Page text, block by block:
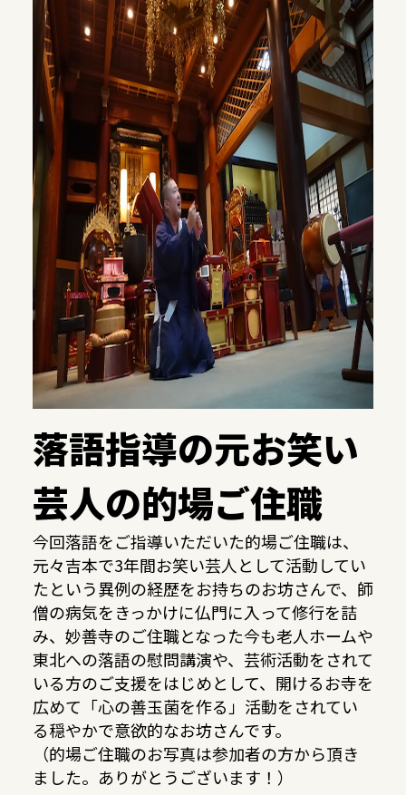
落語指導の元お笑い
芸人の的場ご住職
今回落語をご指導いただいた的場ご住職は、
元々吉本で3年間お笑い芸人として活動してい
たという異例の経歴をお持ちのお坊さんで、師
僧の病気をきっかけに仏門に入って修行を詰
み、妙善寺のご住職となった今も老人ホームや
東北への落語の慰問講演や、芸術活動をされて
いる方のご支援をはじめとして、開けるお寺を
広めて「心の善玉菌を作る」活動をされてい
る穏やかで意欲的なお坊さんです。
（的場ご住職のお写真は参加者の方から頂き
ました。ありがとうございます！）